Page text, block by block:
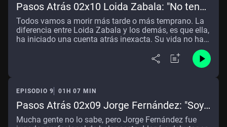
Pasos Atrás 02x10 Loida Zabala: "No tengo
miedo a morir, pero sí a cómo se quede mi
familia"
Todos vamos a morir más tarde o más temprano. La
diferencia entre Loida Zabala y los demás, es que ella,
ha iniciado una cuenta atrás inexacta. Su vida no ha
sido fácil por muchas razones, pero su sonrisa puede
con todo. Superó el quedarse en una silla de ruedas
con 11 años. Superó enamorarse del hombre
cáncer de pulmón que ha iniciado la cuenta atrás del
adiós. Es difícil de explicar lo que sentí en uno de los
muchos gimnasios en los que entrena, donde me
recibió y charlamos. Las ganas de exprimir la vida,
pueden con todo. Gracias Loida por compartir con
EPISODIO 9 01H 07 MIN
Pasos Atrás 02x09 Jorge Fernández: "Soy
un deportista, que a veces presenta"
Mucha gente no lo sabe, pero Jorge Fernández fue